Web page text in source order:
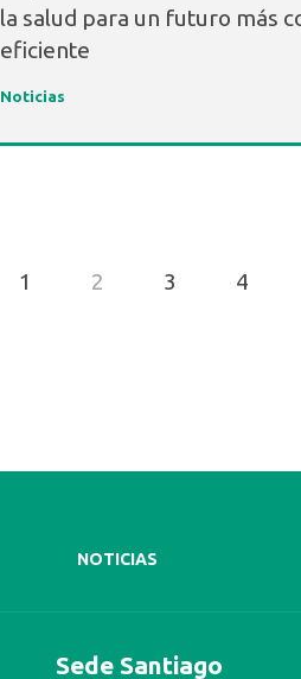
la salud para un futuro más
eficiente
Noticias
1 2 3 4
NOTICIAS
Sede Santiago